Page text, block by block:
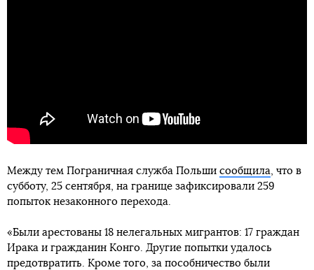
Между тем Пограничная служба Польши сообщила , что в
субботу, 25 сентября, на границе зафиксировали 259
попыток незаконного перехода.
«Были арестованы 18 нелегальных мигрантов: 17 граждан
Ирака и гражданин Конго. Другие попытки удалось
предотвратить. Кроме того, за пособничество были